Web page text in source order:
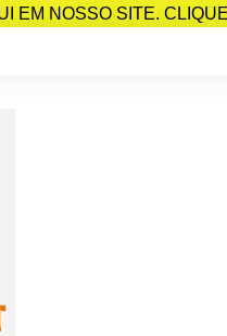
EM NOSSO SITE.